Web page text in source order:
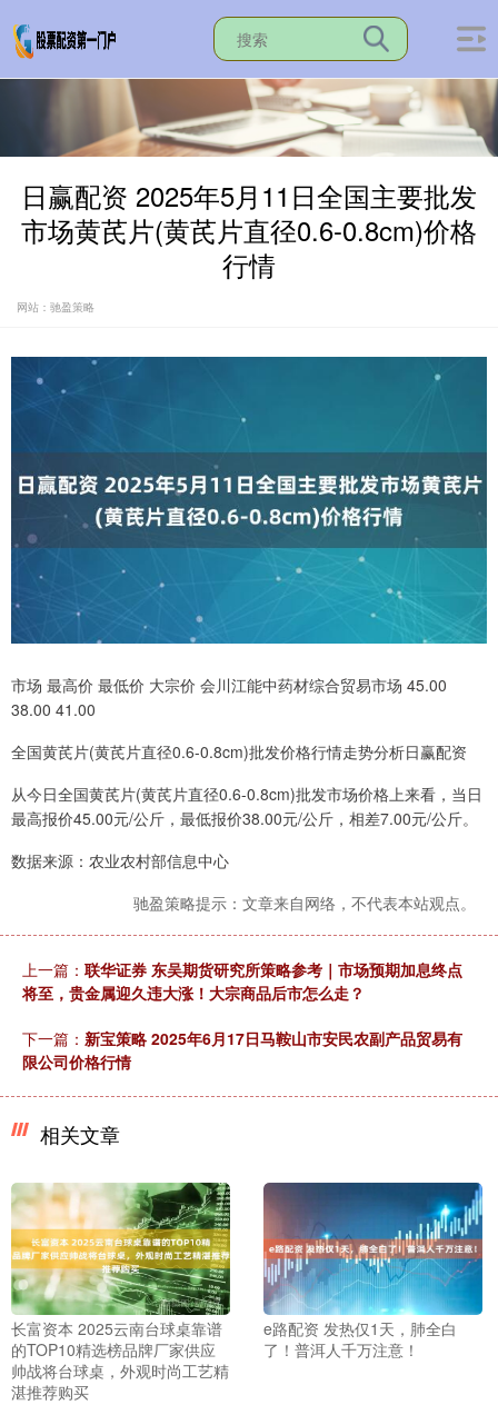
日赢配资 2025年5月11日全国主要批发
市场黄芪片(黄芪片直径0.6-0.8cm)价格
行情
网站：驰盈策略
市场 最高价 最低价 大宗价 会川江能中药材综合贸易市场 45.00
38.00 41.00
全国黄芪片(黄芪片直径0.6-0.8cm)批发价格行情走势分析日赢配资
从今日全国黄芪片(黄芪片直径0.6-0.8cm)批发市场价格上来看，当日
最高报价45.00元/公斤，最低报价38.00元/公斤，相差7.00元/公斤。
数据来源：农业农村部信息中心
驰盈策略提示：文章来自网络，不代表本站观点。
上一篇： 联华证券 东吴期货研究所策略参考｜市场预期加息终点
将至，贵金属迎久违大涨！大宗商品后市怎么走？
下一篇： 新宝策略 2025年6月17日马鞍山市安民农副产品贸易有
限公司价格行情
相关文章
长富资本 2025云南台球桌靠谱
的TOP10精选榜品牌厂家供应
帅战将台球桌，外观时尚工艺精
湛推荐购买
e路配资 发热仅1天，肺全白
了！普洱人千万注意！